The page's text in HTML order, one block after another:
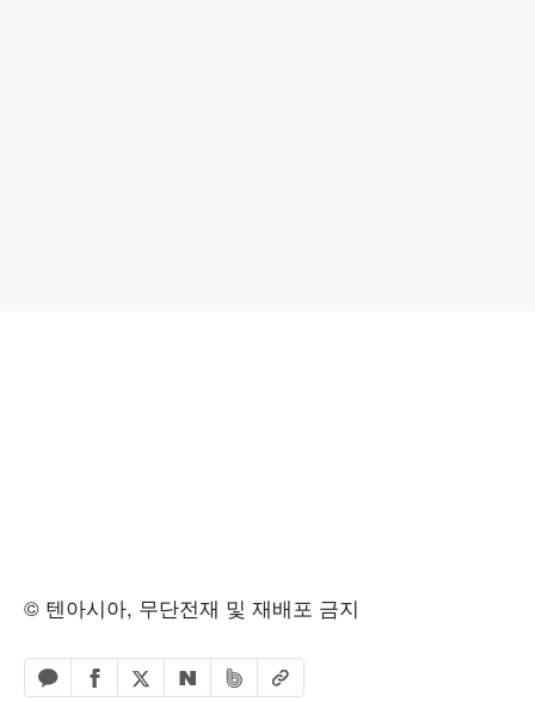
© 텐아시아, 무단전재 및 재배포 금지
카카오톡 공유하기
페이스북 공유하기
엑스 공유하기
네이버 공유하기
밴드 공유하기
URL복사